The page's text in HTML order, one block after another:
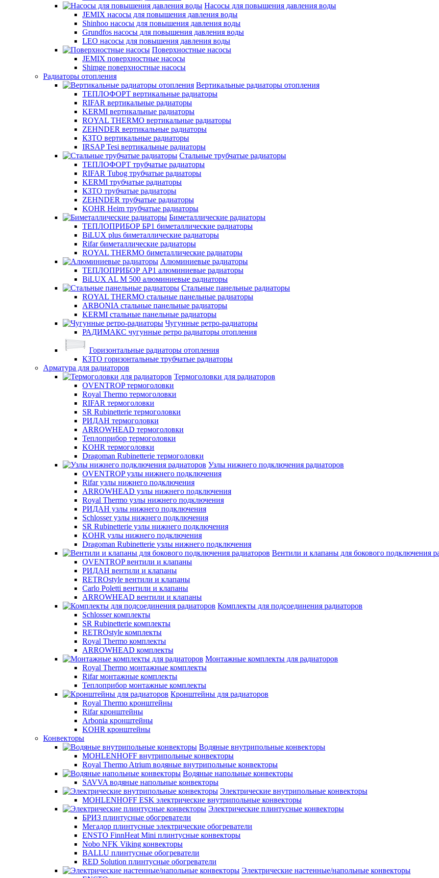
Насосы для повышения давления воды
JEMIX насосы для повышения давления воды
Shinhoo насосы для повышения давления воды
Grundfos насосы для повышения давления воды
LEO насосы для повышения давления воды
Поверхностные насосы
JEMIX поверхностные насосы
Shimge поверхностные насосы
Радиаторы отопления
Вертикальные радиаторы отопления
ТЕПЛОФОРТ вертикальные радиаторы
RIFAR вертикальные радиаторы
KERMI вертикальные радиаторы
ROYAL THERMO вертикальные радиаторы
ZEHNDER вертикальные радиаторы
КЗТО вертикальные радиаторы
IRSAP Tesi вертикальные радиаторы
Стальные трубчатые радиаторы
ТЕПЛОФОРТ трубчатые радиаторы
RIFAR Tubog трубчатые радиаторы
KERMI трубчатые радиаторы
КЗТО трубчатые радиаторы
ZEHNDER трубчатые радиаторы
KOHR Heim трубчатые радиаторы
Биметаллические радиаторы
ТЕПЛОПРИБОР БР1 биметаллические радиаторы
BiLUX plus биметаллические радиаторы
Rifar биметаллические радиаторы
ROYAL THERMO биметаллические радиаторы
Алюминиевые радиаторы
ТЕПЛОПРИБОР АР1 алюминиевые радиаторы
BiLUX AL M 500 алюминиевые радиаторы
Стальные панельные радиаторы
ROYAL THERMO стальные панельные радиаторы
ARBONIA стальные панельные радиаторы
KERMI стальные панельные радиаторы
Чугунные ретро-радиаторы
РАДИМАКС чугунные ретро радиаторы отопления
Горизонтальные радиаторы отопления
КЗТО горизонтальные трубчатые радиаторы
Арматура для радиаторов
Термоголовки для радиаторов
OVENTROP термоголовки
Royal Thermo термоголовки
RIFAR термоголовки
SR Rubinetterie термоголовки
РИДАН термоголовки
ARROWHEAD термоголовки
Теплоприбор термоголовки
KOHR термоголовки
Dragoman Rubinetterie термоголовки
Узлы нижнего подключения радиаторов
OVENTROP узлы нижнего подключения
Rifar узлы нижнего подключения
ARROWHEAD узлы нижнего подключения
Royal Thermo узлы нижнего подключения
РИДАН узлы нижнего подключения
Schlosser узлы нижнего подключения
SR Rubinetterie узлы нижнего подключения
KOHR узлы нижнего подключения
Dragoman Rubinetterie узлы нижнего подключения
Вентили и клапаны для бокового подключения
OVENTROP вентили и клапаны
РИДАН вентили и клапаны
RETROstyle вентили и клапаны
Carlo Poletti вентили и клапаны
ARROWHEAD вентили и клапаны
Комплекты для подсоединения радиаторов
Schlosser комплекты
SR Rubinetterie комплекты
RETROstyle комплекты
Royal Thermo комплекты
ARROWHEAD комплекты
Монтажные комплекты для радиаторов
Royal Thermo монтажные комплекты
Rifar монтажные комплекты
Теплоприбор монтажные комплекты
Кронштейны для радиаторов
Royal Thermo кронштейны
Rifar кронштейны
Arbonia кронштейны
KOHR кронштейны
Конвекторы
Водяные внутрипольные конвекторы
MOHLENHOFF внутрипольные конвекторы
Royal Thermo Atrium водяные внутрипольные конвекторы
Водяные напольные конвекторы
SAVVA водяные напольные конвекторы
Электрические внутрипольные конвекторы
MOHLENHOFF ESK электрические внутрипольные конвекторы
Электрические плинтусные конвекторы
БРИЗ плинтусные обогреватели
Мегадор плинтусные электрические обогреватели
ENSTO FinnHeat Mini плинтусные конвекторы
Nobo NFK Viking конвекторы
BALLU плинтусные обогреватели
RED Solution плинтусные обогреватели
Электрические настенные/напольные конвекторы